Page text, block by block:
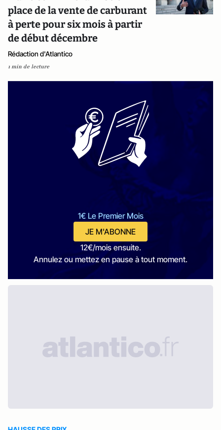
place de la vente de carburant
à perte pour six mois à partir
de début décembre
Rédaction d'Atlantico
1 min de lecture
1€ Le Premier Mois
JE M'ABONNE
12€/mois ensuite.
Annulez ou mettez en pause à tout moment.